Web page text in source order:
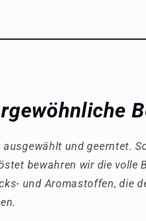
und geerntet.
bewahren wir die volle
und Aromastoffen, die